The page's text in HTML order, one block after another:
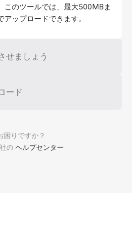
困りですか？
の ヘルプセンター
このツールでは、最大500MBま
ップロードできます。
せましょう
ード